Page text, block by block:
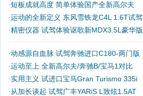
·短板成就高度 简单体验国产全新高尔夫
·运动的全新定义 东风雪铁龙C4L 1.6T试驾
·精密仪器 试驾体验讴歌新MDX3.5L豪华版
·动感源自血脉 试驾奔驰进口C180-两门版
·运动至上 全新高尔夫/奔驰B/宝马1对比
·实用主义 试进口宝马Gran Turismo 335i
· 从加长谈起 试驾广丰YARiS L致炫1.5AT